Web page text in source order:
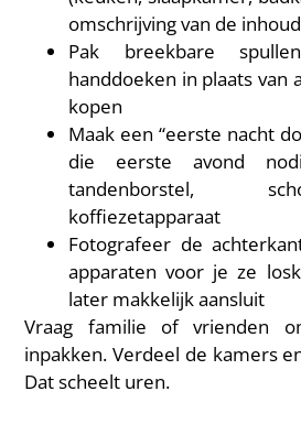
omschrijving van de inhoud
Pak breekbare
handdoeken in plaats van
kopen
Maak een “eerste nacht
die eerste avond
tandenborstel,
koffiezetapparaat
Fotografeer de
apparaten voor je ze
later makkelijk aansluit
Vraag familie of vrienden
inpakken. Verdeel de kamers
Dat scheelt uren.